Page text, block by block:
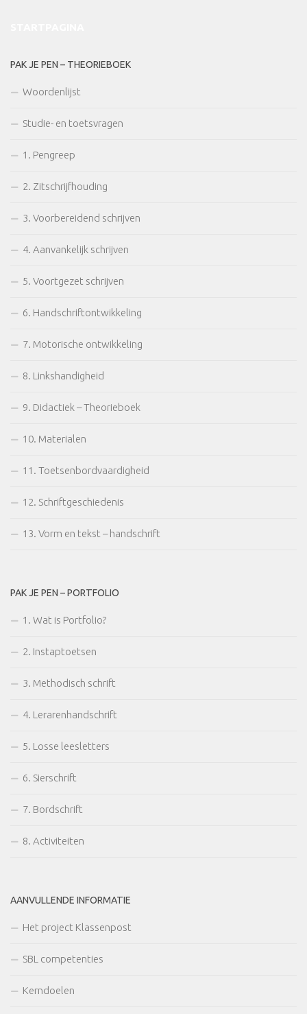
PAK JE PEN – THEORIEBOEK
Woordenlijst
Studie- en toetsvragen
1. Pengreep
2. Zitschrijfhouding
3. Voorbereidend schrijven
4. Aanvankelijk schrijven
5. Voortgezet schrijven
6. Handschriftontwikkeling
7. Motorische ontwikkeling
8. Linkshandigheid
9. Didactiek – Theorieboek
10. Materialen
11. Toetsenbordvaardigheid
12. Schriftgeschiedenis
13. Vorm en tekst – handschrift
PAK JE PEN – PORTFOLIO
1. Wat is Portfolio?
2. Instaptoetsen
3. Methodisch schrift
4. Lerarenhandschrift
5. Losse leesletters
6. Sierschrift
7. Bordschrift
8. Activiteiten
AANVULLENDE INFORMATIE
Het project Klassenpost
SBL competenties
Kerndoelen